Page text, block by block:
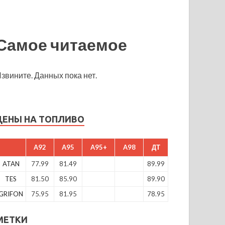
читаемое
Данных пока нет.
НА ТОПЛИВО
A92 A95 A95+ A98 ДТ
ATAN 77.99 81.49
89.99
TES
81.50 85.90
89.90
75.95 81.95 78.95